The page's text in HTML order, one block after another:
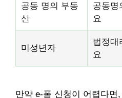
공동 명의 부동
산
공동명
요
미성년자
법정대
요
만약 e-폼 신청이 어렵다면